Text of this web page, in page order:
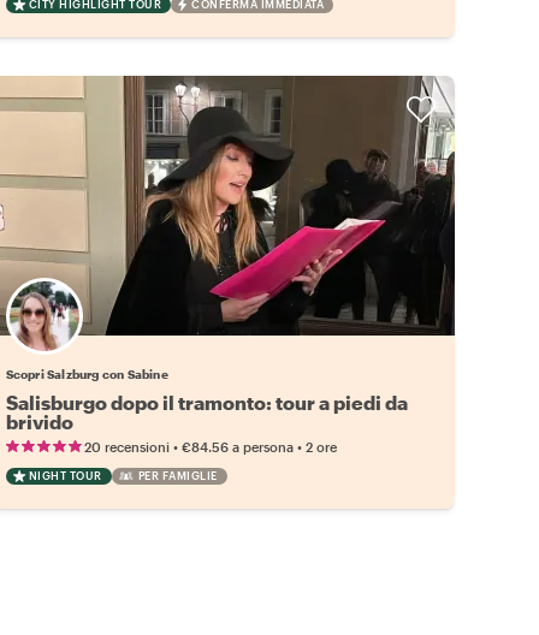
CITY HIGHLIGHT TOUR CONFERMA IMMEDIATA
Scopri Salzburg con Sabine
Salisburgo dopo il tramonto: tour a piedi da
brivido
20 recensioni• €84.56 a persona• 2 ore
NIGHT TOUR PER FAMIGLIE